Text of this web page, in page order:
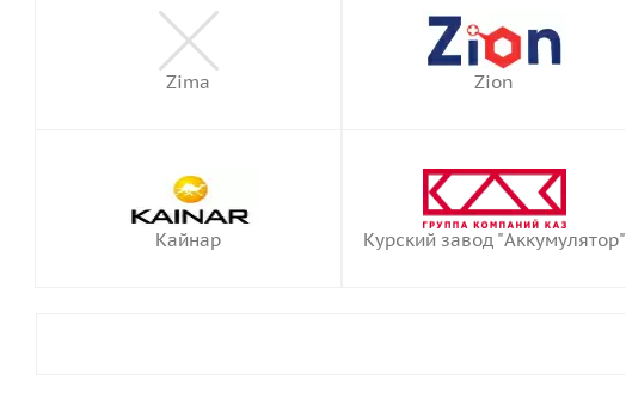
Zima Zion
Кайнар Курский завод "Аккумулятор"